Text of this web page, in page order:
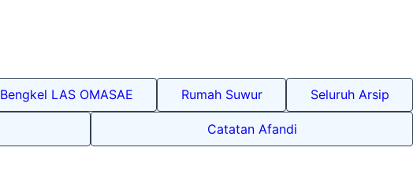
Bengkel LAS OMASAE Rumah Suwur Seluruh Arsip
Catatan Afandi